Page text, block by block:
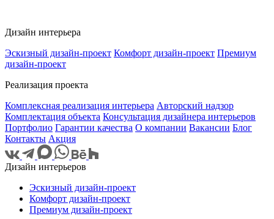
Дизайн интерьера
Эскизный дизайн-проект Комфорт дизайн-проект Премиум
дизайн-проект
Реализация проекта
Комплексная реализация интерьера Авторский надзор
Комплектация объекта Консультация дизайнера интерьеров
Портфолио Гарантии качества О компании Вакансии Блог
Контакты Акция
Дизайн интерьеров
Эскизный дизайн-проект
Комфорт дизайн-проект
Премиум дизайн-проект